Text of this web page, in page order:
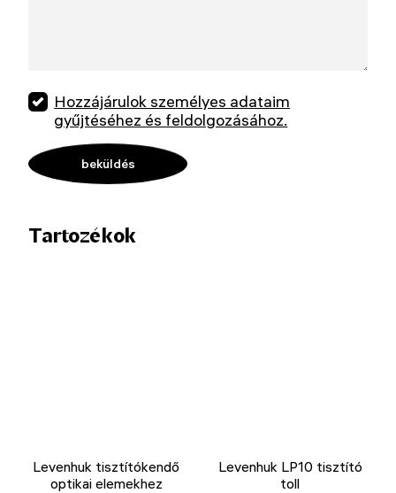
Hozzájárulok személyes adataim
gyűjtéséhez és feldolgozásához.
Tartozékok
Levenhuk tisztítókendő
optikai elemekhez
Levenhuk LP10 tisztító
toll